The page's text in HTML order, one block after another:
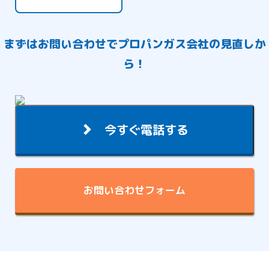
まずはお問い合わせでプロパンガス会社の見直しか
ら！
今すぐ電話する
お問い合わせフォーム